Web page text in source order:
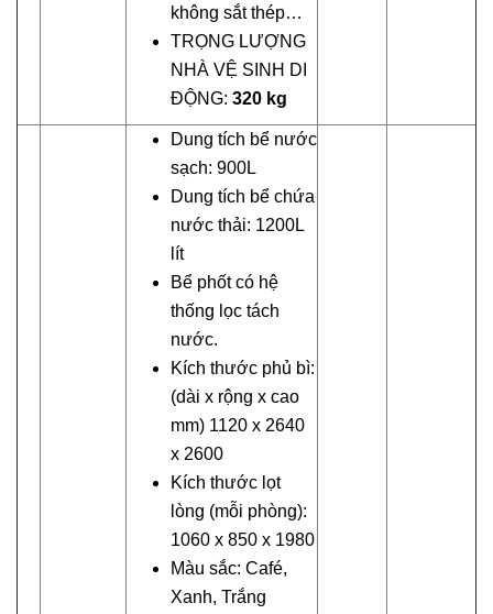
không sắt thép…
TRỌNG LƯỢNG
NHÀ VỆ SINH DI
ĐỘNG: 320 kg
Dung tích bể nước
sạch: 900L
Dung tích bể chứa
nước thải: 1200L
lít
Bể phốt có hệ
thống lọc tách
nước.
Kích thước phủ bì:
(dài x rộng x cao
mm) 1120 x 2640
x 2600
Kích thước lọt
lòng (mỗi phòng):
1060 x 850 x 1980
Màu sắc: Café,
Xanh, Trắng